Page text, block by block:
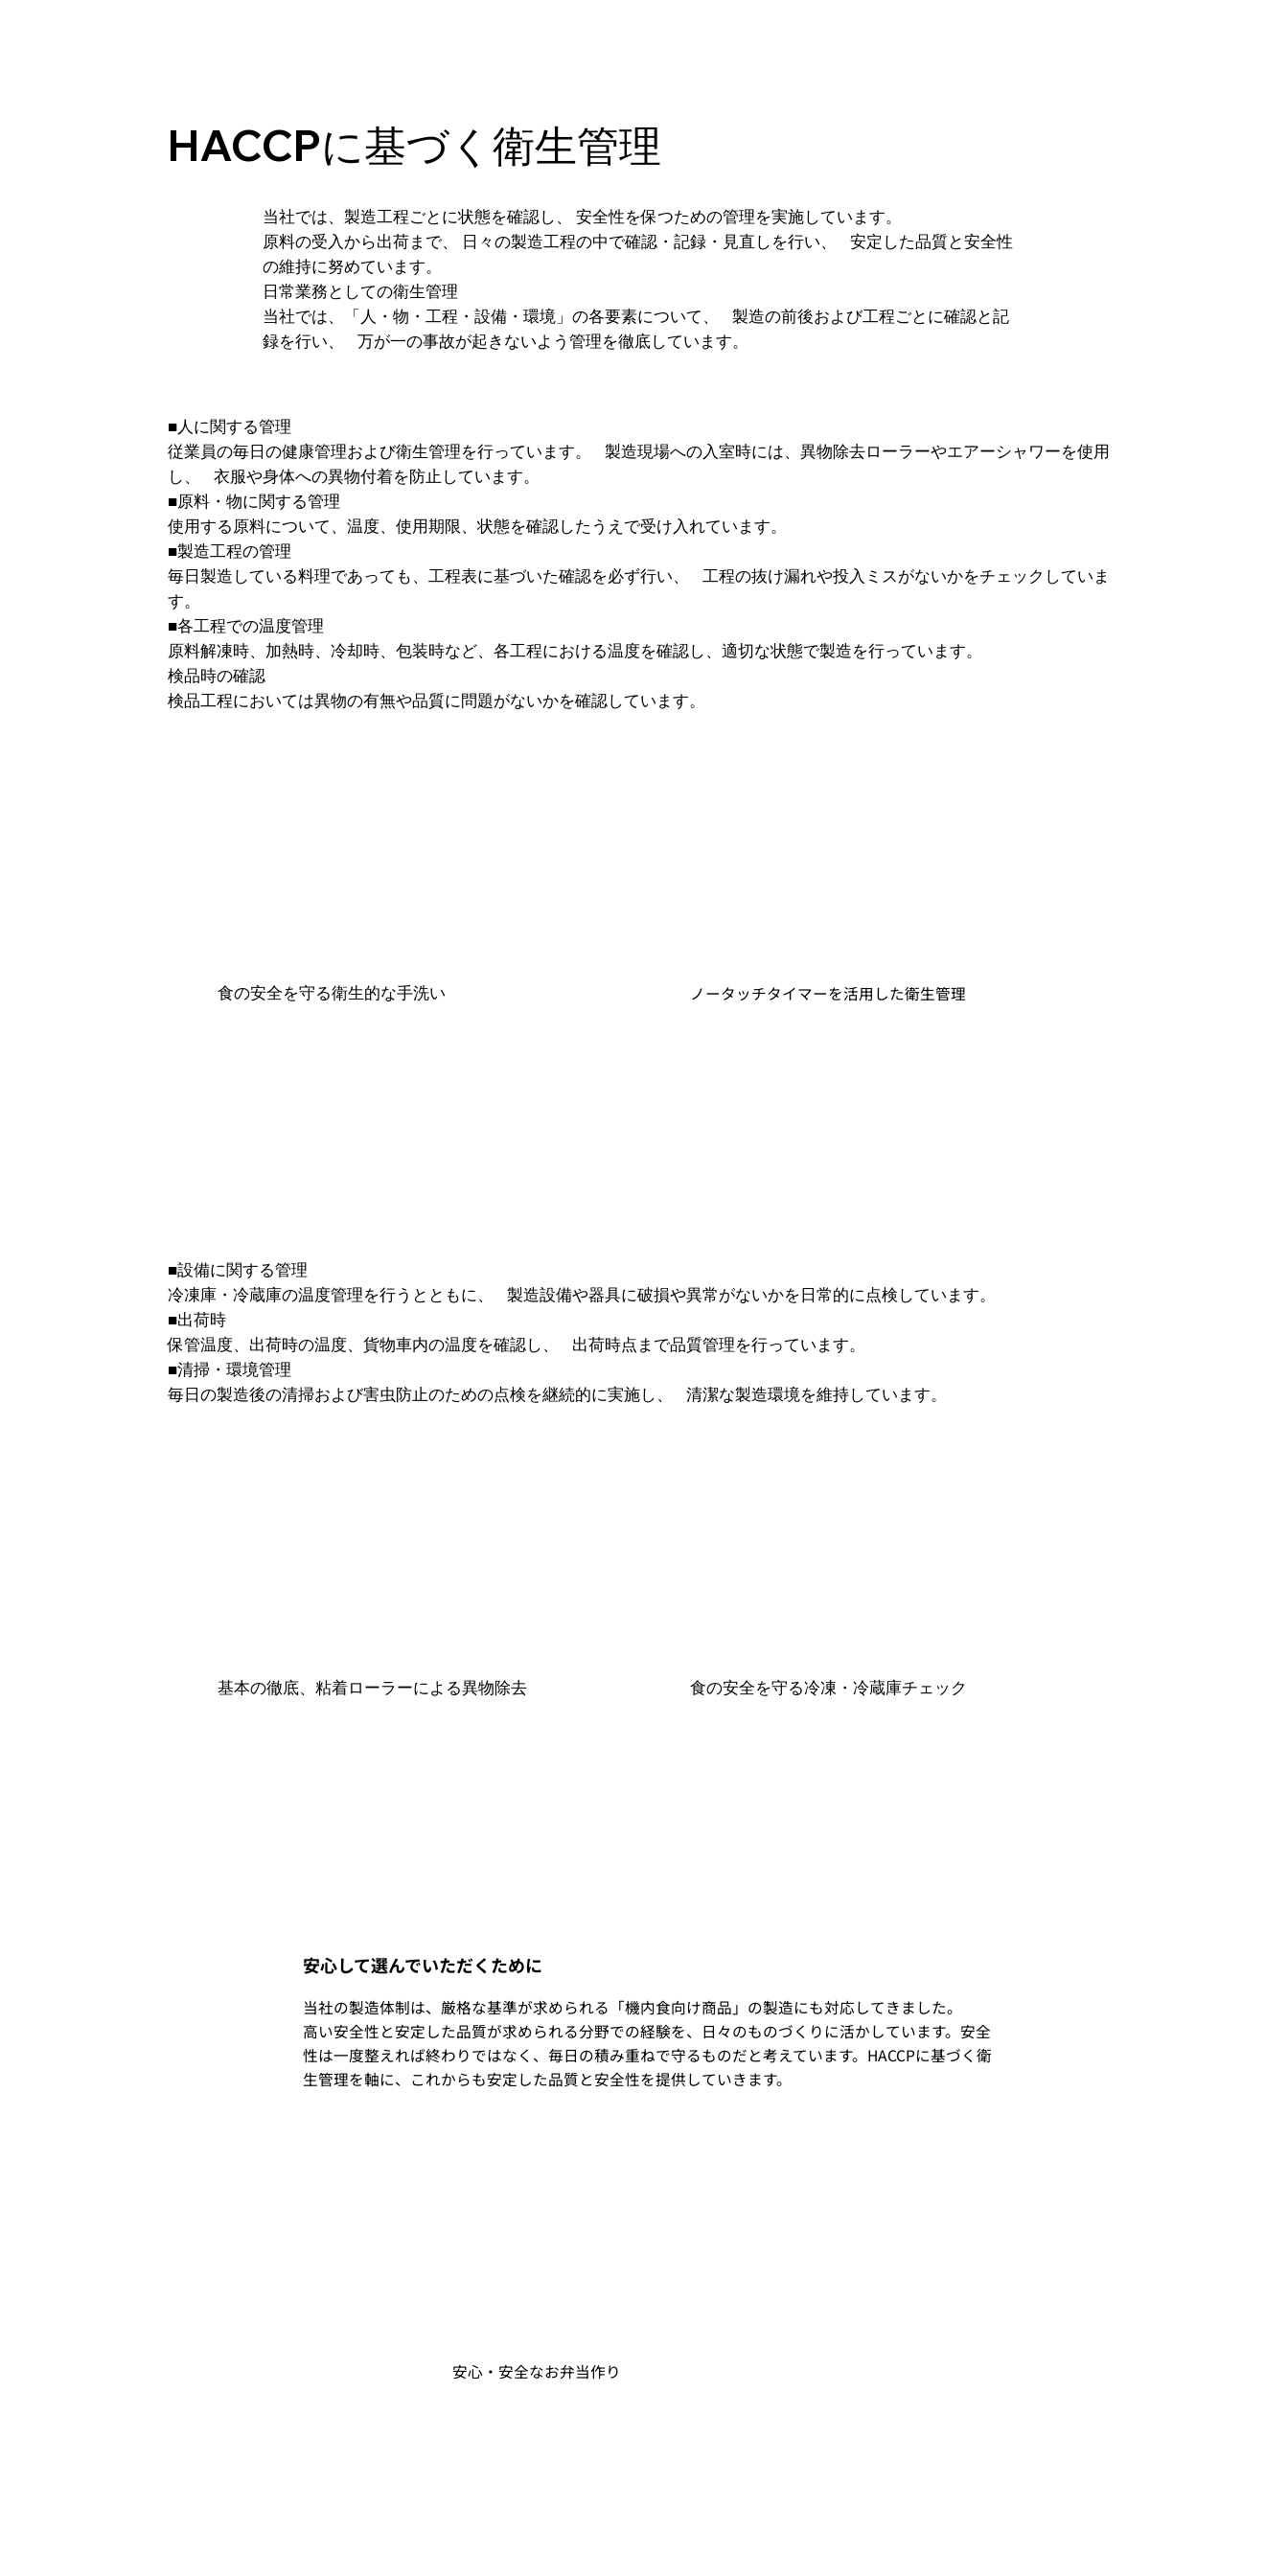
HACCPに基づく衛生管理
当社では、製造工程ごとに状態を確認し、 安全性を保つための管理を実施しています。
原料の受入から出荷まで、 日々の製造工程の中で確認・記録・見直しを行い、 安定した品質と安全性
の維持に努めています。
日常業務としての衛生管理
当社では、「人・物・工程・設備・環境」の各要素について、 製造の前後および工程ごとに確認と記
録を行い、 万が一の事故が起きないよう管理を徹底しています。
■人に関する管理
従業員の毎日の健康管理および衛生管理を行っています。 製造現場への入室時には、異物除去ローラーやエアーシャワーを使用
し、 衣服や身体への異物付着を防止しています。
■原料・物に関する管理
使用する原料について、温度、使用期限、状態を確認したうえで受け入れています。
■製造工程の管理
毎日製造している料理であっても、工程表に基づいた確認を必ず行い、 工程の抜け漏れや投入ミスがないかをチェックしていま
す。
■各工程での温度管理
原料解凍時、加熱時、冷却時、包装時など、各工程における温度を確認し、適切な状態で製造を行っています。
検品時の確認
検品工程においては異物の有無や品質に問題がないかを確認しています。
食の安全を守る衛生的な手洗い ノータッチタイマーを活用した衛生管理
■設備に関する管理
冷凍庫・冷蔵庫の温度管理を行うとともに、 製造設備や器具に破損や異常がないかを日常的に点検しています。
■出荷時
保管温度、出荷時の温度、貨物車内の温度を確認し、 出荷時点まで品質管理を行っています。
■清掃・環境管理
毎日の製造後の清掃および害虫防止のための点検を継続的に実施し、 清潔な製造環境を維持しています。
基本の徹底、粘着ローラーによる異物除去 食の安全を守る冷凍・冷蔵庫チェック
安心して選んでいただくために
当社の製造体制は、厳格な基準が求められる「機内食向け商品」の製造にも対応してきました。
高い安全性と安定した品質が求められる分野での経験を、日々のものづくりに活かしています。安全
性は一度整えれば終わりではなく、毎日の積み重ねで守るものだと考えています。HACCPに基づく衛
生管理を軸に、これからも安定した品質と安全性を提供していきます。
安心・安全なお弁当作り